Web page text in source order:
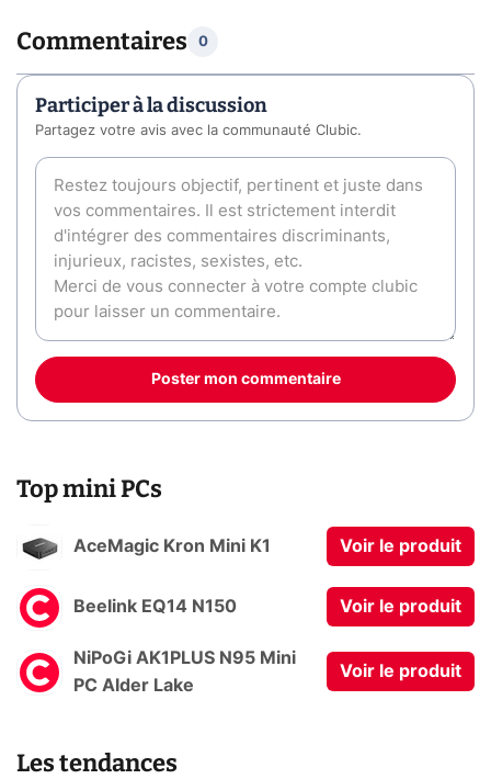
Commentaires 0
Participer à la discussion
Partagez votre avis avec la communauté Clubic.
Poster mon commentaire
Top mini PCs
AceMagic Kron Mini K1 Voir le produit
Beelink EQ14 N150 Voir le produit
NiPoGi AK1PLUS N95 Mini
PC Alder Lake
Voir le produit
Les tendances